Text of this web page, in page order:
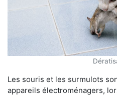
Les souris et les surmulots
appareils électroménagers,